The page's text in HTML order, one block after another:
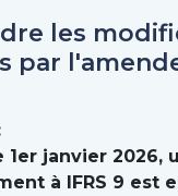
pour
envoyé une
normes IFRS au
étrangères
et des
potentielles
les
par
1er janvier 2026,
à IFRS 9 est